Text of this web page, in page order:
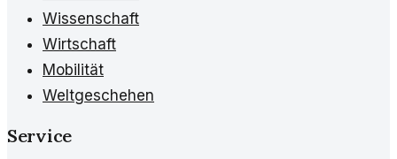
Wissenschaft
Wirtschaft
Mobilität
Weltgeschehen
Service